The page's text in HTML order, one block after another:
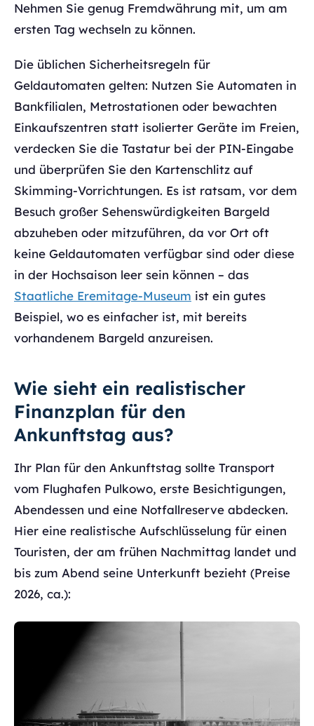
Nehmen Sie genug Fremdwährung mit, um am
ersten Tag wechseln zu können.
Die üblichen Sicherheitsregeln für
Geldautomaten gelten: Nutzen Sie Automaten in
Bankfilialen, Metrostationen oder bewachten
Einkaufszentren statt isolierter Geräte im Freien,
verdecken Sie die Tastatur bei der PIN-Eingabe
und überprüfen Sie den Kartenschlitz auf
Skimming-Vorrichtungen. Es ist ratsam, vor dem
Besuch großer Sehenswürdigkeiten Bargeld
abzuheben oder mitzuführen, da vor Ort oft
keine Geldautomaten verfügbar sind oder diese
in der Hochsaison leer sein können – das
Staatliche Eremitage-Museum ist ein gutes
Beispiel, wo es einfacher ist, mit bereits
vorhandenem Bargeld anzureisen.
Wie sieht ein realistischer
Finanzplan für den
Ankunftstag aus?
Ihr Plan für den Ankunftstag sollte Transport
vom Flughafen Pulkowo, erste Besichtigungen,
Abendessen und eine Notfallreserve abdecken.
Hier eine realistische Aufschlüsselung für einen
Touristen, der am frühen Nachmittag landet und
bis zum Abend seine Unterkunft bezieht (Preise
2026, ca.):